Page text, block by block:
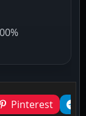
Pinterest